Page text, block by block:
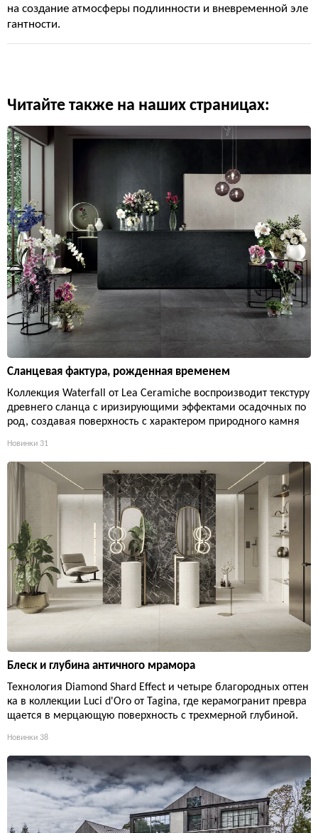
на создание атмосферы подлинности и вневременной эле
гантности.
Читайте также на наших страницах:
Сланцевая фактура, рожденная временем
Коллекция Waterfall от Lea Ceramiche воспроизводит текстуру
древнего сланца с иризирующими эффектами осадочных по
род, создавая поверхность с характером природного камня
Новинки 31
Блеск и глубина античного мрамора
Технология Diamond Shard Effect и четыре благородных оттен
ка в коллекции Luci d'Oro от Tagina, где керамогранит превра
щается в мерцающую поверхность с трехмерной глубиной.
Новинки 38